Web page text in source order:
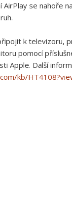
AirPlay se nahoře
k televizoru,
pomocí
Apple. Další
kb/